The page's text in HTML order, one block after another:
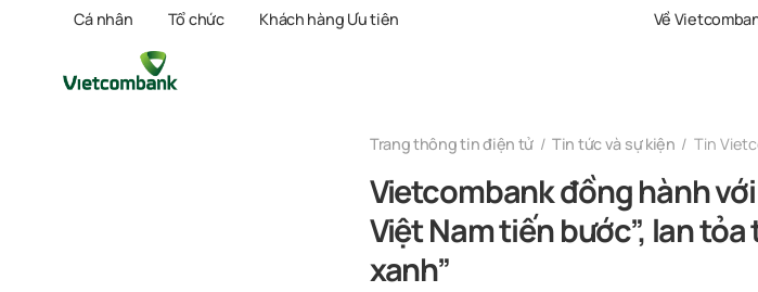
Cá nhân Tổ chức Khách hàng Ưu tiên Về
Trang thông tin điện tử Tin tức và sự kiện Tin
Vietcombank đồng hành
Việt Nam tiến bước”, lan
xanh”